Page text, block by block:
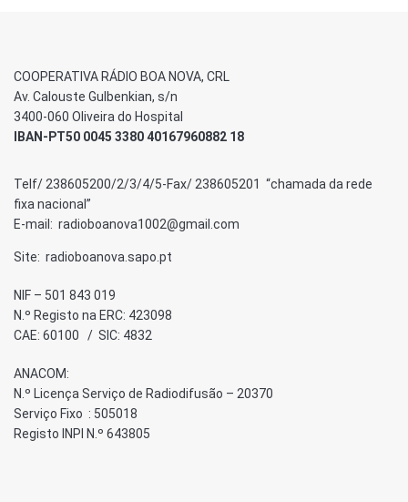
COOPERATIVA RÁDIO BOA NOVA, CRL
Av. Calouste Gulbenkian, s/n
3400-060 Oliveira do Hospital
IBAN-PT50 0045 3380 40167960882 18
Telf/ 238605200/2/3/4/5-Fax/ 238605201 “chamada da rede
fixa nacional”
E-mail: radioboanova1002@gmail.com
Site: radioboanova.sapo.pt
NIF – 501 843 019
N.º Registo na ERC: 423098
CAE: 60100 / SIC: 4832
ANACOM:
N.º Licença Serviço de Radiodifusão – 20370
Serviço Fixo : 505018
Registo INPI N.º 643805